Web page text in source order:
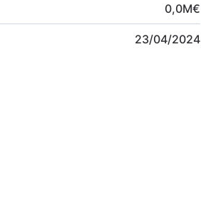
0,0M€
23/04/2024